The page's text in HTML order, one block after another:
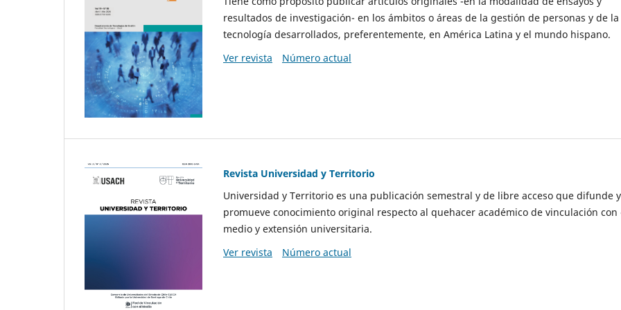
resultados de investigación- en los ámbitos o áreas de la gestión de personas y de la
tecnología desarrollados, preferentemente, en América Latina y el mundo hispano.
Ver revista
Número actual
Revista Universidad y Territorio
Universidad y Territorio es una publicación semestral y de libre acceso que difunde y
promueve conocimiento original respecto al quehacer académico de vinculación con
medio y extensión universitaria.
Ver revista
Número actual